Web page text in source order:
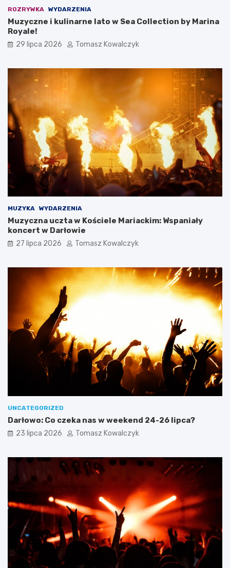
ROZRYWKA WYDARZENIA
Muzyczne i kulinarne lato w Sea Collection by Marina
Royale!
29 lipca 2026 Tomasz Kowalczyk
MUZYKA WYDARZENIA
Muzyczna uczta w Kościele Mariackim: Wspaniały
koncert w Darłowie
27 lipca 2026 Tomasz Kowalczyk
UNCATEGORIZED
Darłowo: Co czeka nas w weekend 24-26 lipca?
23 lipca 2026 Tomasz Kowalczyk